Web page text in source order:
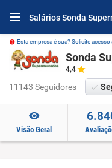
Salários Sonda
Esta empresa é sua? Solicite acesso
Sonda
4,4
11143 Seguidores
Visão Geral